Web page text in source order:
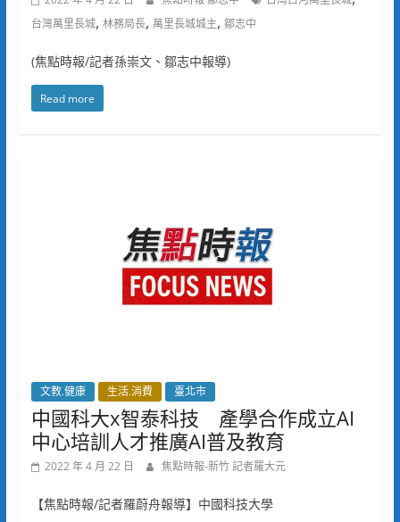
台灣萬里長城, 林務局長, 萬里長城城主, 鄒志中
(焦點時報/記者孫崇文、鄒志中報導)
Read more
文教.健康 生活.消費 臺北市
中國科大x智泰科技 產學合作成立AI
中心培訓人才推廣AI普及教育
2022 年 4 月 22 日 焦點時報-新竹 記者羅大元
【焦點時報/記者羅蔚舟報導】中國科技大學